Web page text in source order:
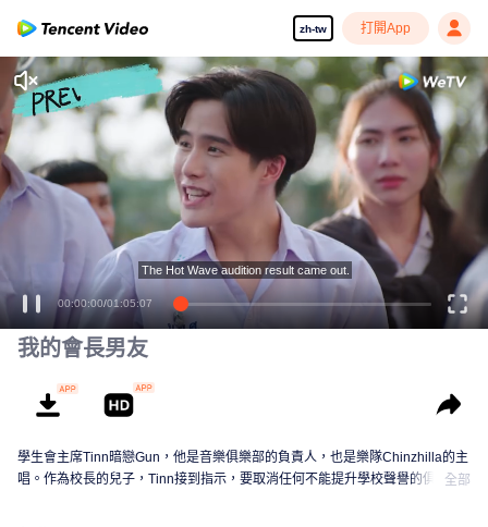
zh-tw 打開App
00:00:00/01:05:07
The Hot Wave audition result came out.
我的會長男友
學生會主席Tinn暗戀Gun，他是音樂俱樂部的負責人，也是樂隊Chinzhilla的主
唱。作為校長的兒子，Tinn接到指示，要取消任何不能提升學校聲譽的俱樂全部